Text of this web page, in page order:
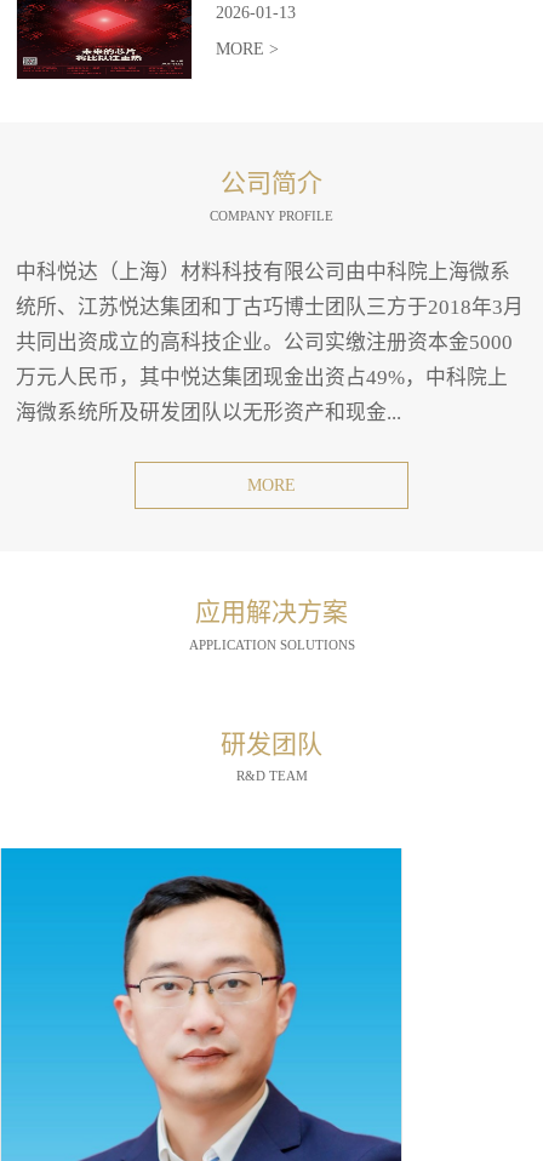
2026-01-13
MORE >
公司简介
COMPANY PROFILE
中科悦达（上海）材料科技有限公司由中科院上海微系
统所、江苏悦达集团和丁古巧博士团队三方于2018年3月
共同出资成立的高科技企业。公司实缴注册资本金5000
万元人民币，其中悦达集团现金出资占49%，中科院上
海微系统所及研发团队以无形资产和现金...
MORE
应用解决方案
APPLICATION SOLUTIONS
研发团队
R&D TEAM